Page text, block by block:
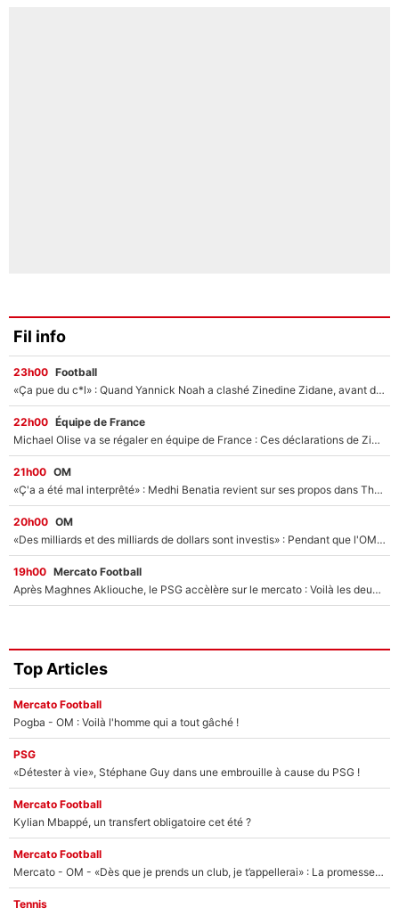
Fil info
23h00 Football
«Ça pue du c*l» : Quand Yannick Noah a clashé Zinedine Zidane, avant de se faire recadrer par le nouveau sélectionneur de l'équipe de France !
22h00 Équipe de France
Michael Olise va se régaler en équipe de France : Ces déclarations de Zinedine Zidane qui prouvent qu'il va tout miser sur la star du Bayern Munich !
21h00 OM
«Ç'a a été mal interprêté» : Medhi Benatia revient sur ses propos dans The Bridge et précise ses conditions pour rejoindre le PSG !
20h00 OM
«Des milliards et des milliards de dollars sont investis» : Pendant que l'OM est en pleine crise financière, Frank McCourt lance un nouveau projet à 260M€ !
19h00 Mercato Football
Après Maghnes Akliouche, le PSG accèlère sur le mercato : Voilà les deux nouvelles recrues qui vont signer la semaine prochaine ?
Top Articles
Mercato Football
Pogba - OM : Voilà l'homme qui a tout gâché !
PSG
«Détester à vie», Stéphane Guy dans une embrouille à cause du PSG !
Mercato Football
Kylian Mbappé, un transfert obligatoire cet été ?
Mercato Football
Mercato - OM - «Dès que je prends un club, je t’appellerai» : La promesse de Marcelino au moment de claquer la porte
Tennis